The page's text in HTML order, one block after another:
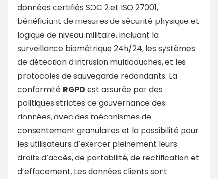
données certifiés SOC 2 et ISO 27001,
bénéficiant de mesures de sécurité physique et
logique de niveau militaire, incluant la
surveillance biométrique 24h/24, les systèmes
de détection d’intrusion multicouches, et les
protocoles de sauvegarde redondants. La
conformité RGPD est assurée par des
politiques strictes de gouvernance des
données, avec des mécanismes de
consentement granulaires et la possibilité pour
les utilisateurs d’exercer pleinement leurs
droits d’accès, de portabilité, de rectification et
d’effacement. Les données clients sont